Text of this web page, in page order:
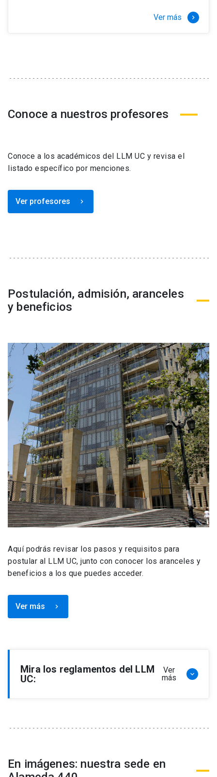
Ver más keyboard_arrow_right
Conoce a nuestros profesores
Conoce a los académicos del LLM UC y revisa el
listado específico por menciones.
Ver profesores keyboard_arrow_right
Postulación, admisión, aranceles
y beneficios
Aquí podrás revisar los pasos y requisitos para
postular al LLM UC, junto con conocer los aranceles y
beneficios a los que puedes acceder.
Ver más keyboard_arrow_right
Mira los reglamentos del LLM
UC:
Ver
más
keyboard_arrow_down
Reglamento de Becas y Descuentos Programa
de Magíster en Derecho, LLM
En imágenes: nuestra sede en